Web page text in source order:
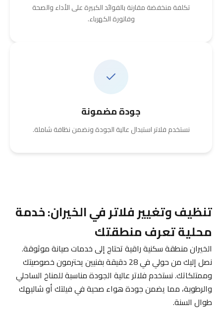
تكلفة منخفضة مقارنة بالفوائد الكبيرة على الأداء والصحة
وفاتورة الكهرباء.
جودة مضمونة
نستخدم فلاتر استبدال عالية الجودة ونضمن نظافة شاملة.
تنظيف وتغيير فلاتر في الخيران: خدمة
محلية تعرف منطقتك
الخيران منطقة سكنية راقية تحتاج إلى خدمات صيانة موثوقة.
نصل إليك من حولي في 28 دقيقة بفنيين يحترمون خصوصيتك
وممتلكاتك. نستخدم فلاتر عالية الجودة مناسبة للمناخ الساحلي
والرطوبة، مما يضمن جودة هواء صحية في فيلتك أو شاليهك
طوال السنة.